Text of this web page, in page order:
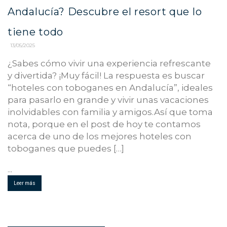
Andalucía? Descubre el resort que lo
tiene todo
13/05/2025
¿Sabes cómo vivir una experiencia refrescante
y divertida? ¡Muy fácil! La respuesta es buscar
“hoteles con toboganes en Andalucía”, ideales
para pasarlo en grande y vivir unas vacaciones
inolvidables con familia y amigos.Así que toma
nota, porque en el post de hoy te contamos
acerca de uno de los mejores hoteles con
toboganes que puedes […]
...
Leer más